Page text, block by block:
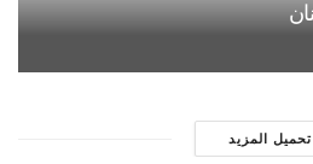
تحميل المزيد